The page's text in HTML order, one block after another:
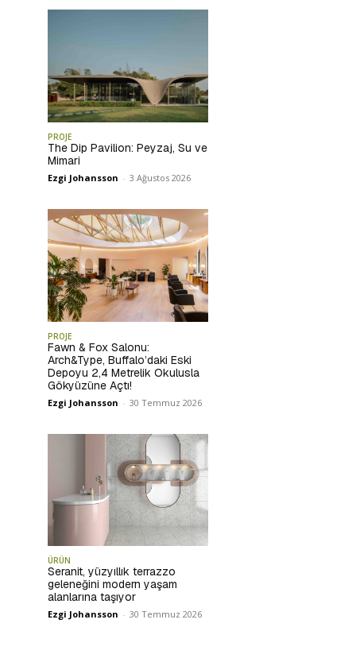
PROJE
The Dip Pavilion: Peyzaj, Su ve
Mimari
Ezgi Johansson - 3 Ağustos 2026
PROJE
Fawn & Fox Salonu:
Arch&Type, Buffalo’daki Eski
Depoyu 2,4 Metrelik Okulusla
Gökyüzüne Açtı!
Ezgi Johansson - 30 Temmuz 2026
ÜRÜN
Seranit, yüzyıllık terrazzo
geleneğini modern yaşam
alanlarına taşıyor
Ezgi Johansson - 30 Temmuz 2026